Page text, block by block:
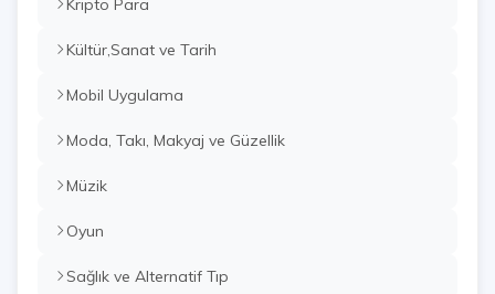
Kripto Para
Kültür,Sanat ve Tarih
Mobil Uygulama
Moda, Takı, Makyaj ve Güzellik
Müzik
Oyun
Sağlık ve Alternatif Tıp